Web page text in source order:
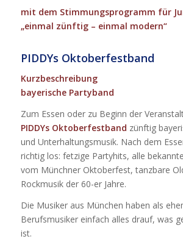
mit dem Stimmungsprogramm für
„einmal zünftig – einmal modern“
PIDDYs Oktoberfestband
Kurzbeschreibung
bayerische Partyband
Zum Essen oder zu Beginn der
PIDDYs Oktoberfestband zünftig
und Unterhaltungsmusik. Nach dem
richtig los: fetzige Partyhits, alle
vom Münchner Oktoberfest, tanzbare
Rockmusik der 60-er Jahre.
Die Musiker aus München haben als
Berufsmusiker einfach alles drauf, was
ist.